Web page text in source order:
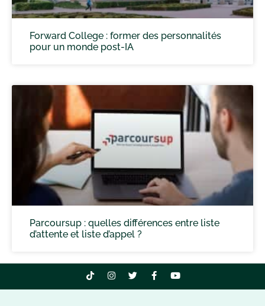
Forward College : former des personnalités
pour un monde post-IA
Parcoursup : quelles différences entre liste
d’attente et liste d’appel ?